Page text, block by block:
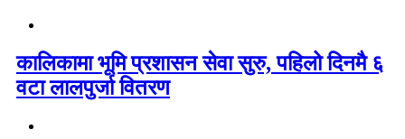
कालिकामा भूमि प्रशासन सेवा सुरु, पहिलो दिनमै ६
वटा लालपुर्जा वितरण